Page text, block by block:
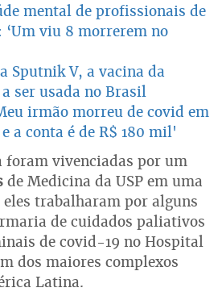
mental de profissionais de
‘Um viu 8 morrerem no
Sputnik V, a vacina da
ser usada no Brasil
irmão morreu de covid em
a conta é de R$ 180 mil'
foram vivenciadas por um
de Medicina da USP em uma
trabalharam por alguns
de cuidados paliativos
de covid-19 no Hospital
dos maiores complexos
Latina.